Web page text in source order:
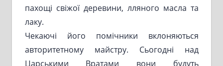
пахощі свіжої деревини, лляного масла та
лаку.
Чекаючі його помічники вклоняються
авторитетному майстру. Сьогодні над
Царськими Вратами вони будуть